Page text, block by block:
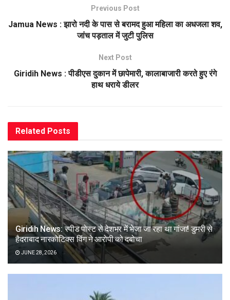
Previous Post
Jamua News : झारो नदी के पास से बरामद हुआ महिला का अधजला शव,
जांच पड़ताल में जुटी पुलिस
Next Post
Giridih News : पीडीएस दुकान में छापेमारी, कालाबाजारी करते हुए रंगे
हाथ धराये डीलर
Related Posts
Giridih News: स्पीड पोस्ट से देशभर में भेजा जा रहा था गांजा! डुमरी से
हैदराबाद नारकोटिक्स विंग ने आरोपी को दबोचा
JUNE 28, 2026